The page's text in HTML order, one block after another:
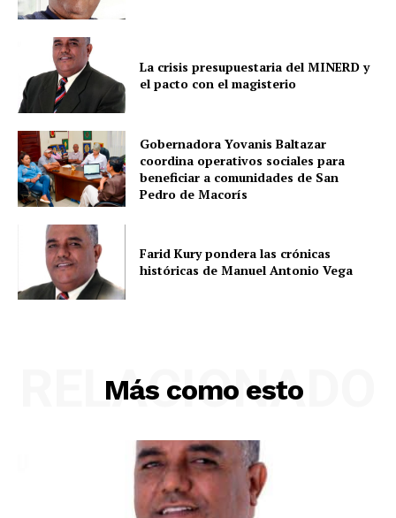
La crisis presupuestaria del MINERD y
el pacto con el magisterio
Gobernadora Yovanis Baltazar
coordina operativos sociales para
beneficiar a comunidades de San
Pedro de Macorís
Farid Kury pondera las crónicas
históricas de Manuel Antonio Vega
Más como esto
RELACIONADO